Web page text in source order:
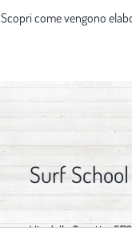
Scopri come vengono
Surf
Via delle Gorette,